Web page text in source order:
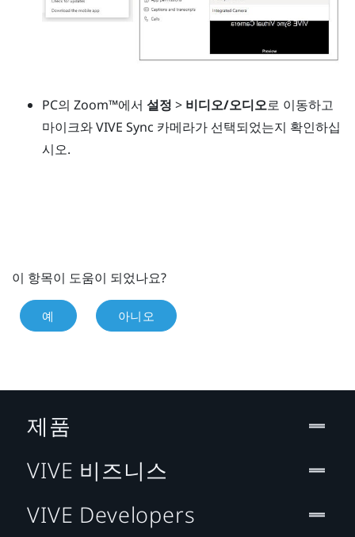
PC의Zoom™에서설정 > 비디오/오디오로 이동하고
마이크와VIVE Sync 카메라가 선택되었는지 확인하십
시오.
이 항목이 도움이 되었나요?
예 아니오
제품
VIVE 비즈니스
VIVE Developers